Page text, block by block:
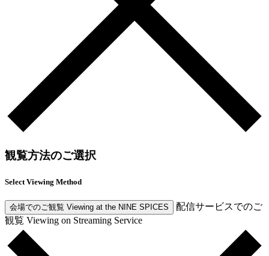
観覧方法のご選択
Select Viewing Method
会場でのご観覧 Viewing at the NINE SPICES
配信サービスでのご
観覧 Viewing on Streaming Service